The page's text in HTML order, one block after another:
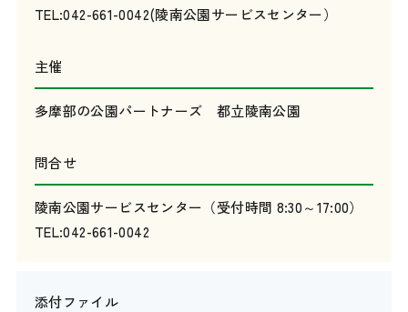
TEL:042-661-0042(陵南公園サービスセンター）
主催
多摩部の公園パートナーズ 都立陵南公園
問合せ
陵南公園サービスセンター（受付時間 8:30～17:00）
TEL:042-661-0042
添付ファイル